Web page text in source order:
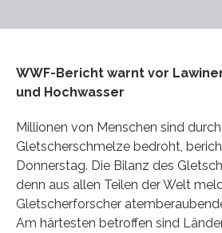
WWF-Bericht warnt vor
und Hochwasser
Millionen von Menschen sind
Gletscherschmelze bedroht,
Donnerstag. Die Bilanz des
denn aus allen Teilen der Welt
Gletscherforscher
Am härtesten betroffen sind